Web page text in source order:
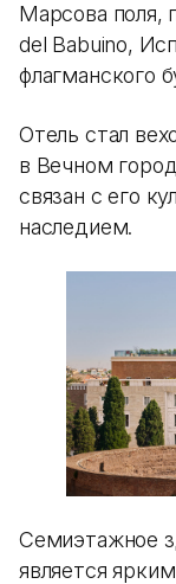
Марсова поля,
del Babuino,
флагманского
Отель стал
в Вечном
связан с его
наследием.
Семиэтажное
является